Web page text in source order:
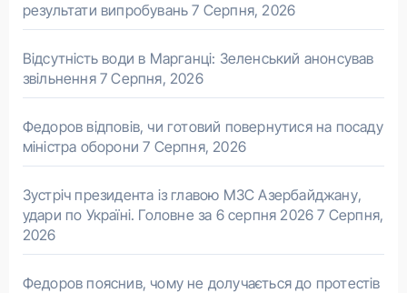
результати випробувань 7 Серпня, 2026
Відсутність води в Марганці: Зеленський анонсував
звільнення 7 Серпня, 2026
Федоров відповів, чи готовий повернутися на посаду
міністра оборони 7 Серпня, 2026
Зустріч президента із главою МЗС Азербайджану,
удари по Україні. Головне за 6 серпня 2026 7 Серпня,
2026
Федоров пояснив, чому не долучається до протестів